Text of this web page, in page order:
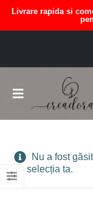
Livrare rapida si
Nu a fost
cu selecția ta.